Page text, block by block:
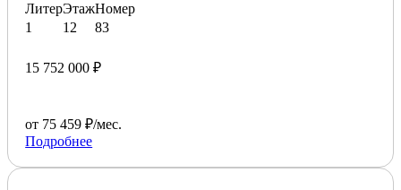
Литер
1
Этаж
12
Номер
83
15 752 000 ₽
от 75 459 ₽/мес.
Подробнее